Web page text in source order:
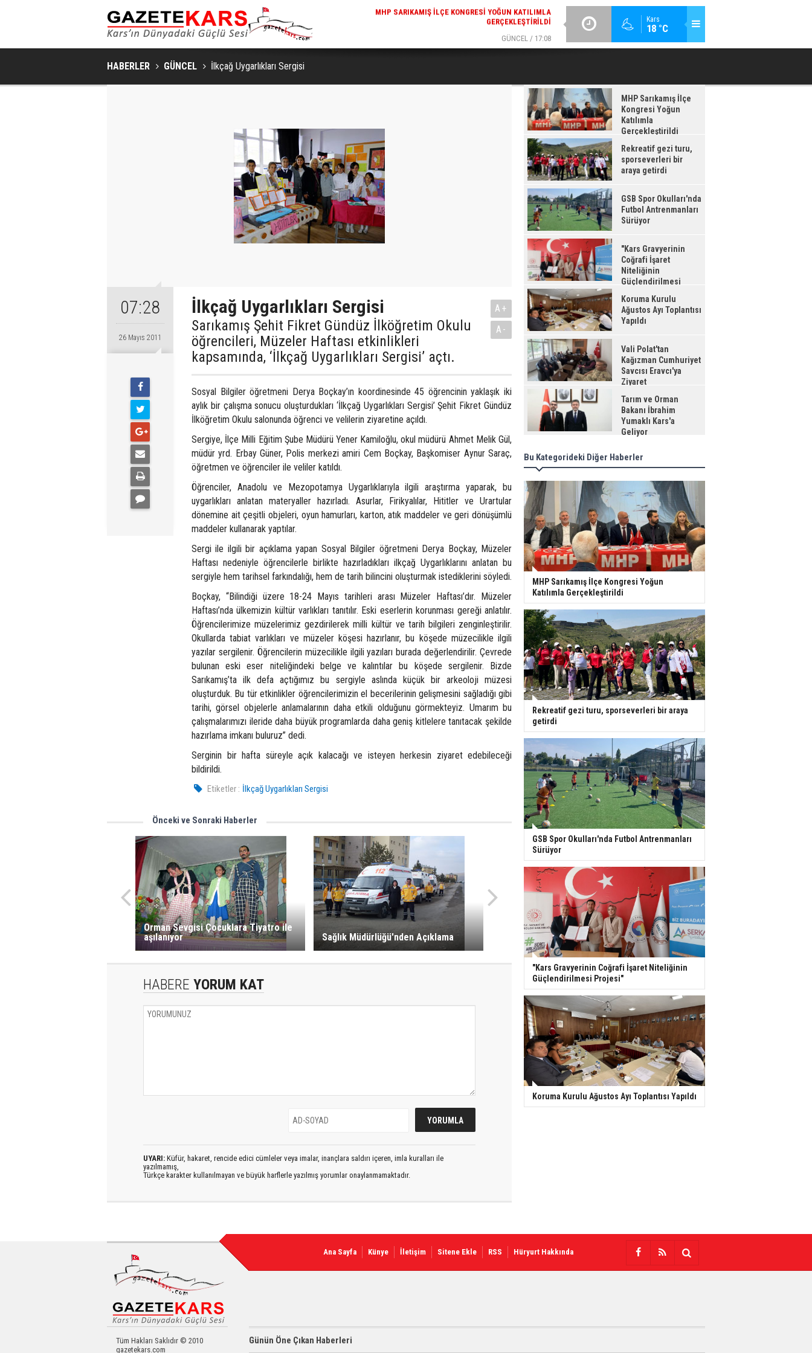
Kars
18 °C
GÜNCEL / 17:08
REKREATIF GEZI TURU, SPORSEVERLERI BIR ARAYA GETIRDI
GSB SPOR OKULLARI'NDA FUTBOL ANTRENMANLARI SÜRÜYOR
HABERLER GÜNCEL İlkçağ Uygarlıkları Sergisi
07:28
26 Mayıs 2011
İlkçağ Uygarlıkları Sergisi
Sarıkamış Şehit Fikret Gündüz İlköğretim Okulu
öğrencileri, Müzeler Haftası etkinlikleri
kapsamında, ‘İlkçağ Uygarlıkları Sergisi’ açtı.
A+
A-
Sosyal Bilgiler öğretmeni Derya Boçkay’ın koordinesinde 45 öğrencinin yaklaşık iki
aylık bir çalışma sonucu oluşturdukları ‘İlkçağ Uygarlıkları Sergisi’ Şehit Fikret Gündüz
İlköğretim Okulu salonunda öğrenci ve velilerin ziyaretine açıldı.
Sergiye, İlçe Milli Eğitim Şube Müdürü Yener Kamiloğlu, okul müdürü Ahmet Melik Gül,
müdür yrd. Erbay Güner, Polis merkezi amiri Cem Boçkay, Başkomiser Aynur Saraç,
öğretmen ve öğrenciler ile veliler katıldı.
Öğrenciler, Anadolu ve Mezopotamya Uygarlıklarıyla ilgili araştırma yaparak, bu
uygarlıkları anlatan materyaller hazırladı. Asurlar, Firikyalılar, Hititler ve Urartular
dönemine ait çeşitli objeleri, oyun hamurları, karton, atık maddeler ve geri dönüşümlü
maddeler kullanarak yaptılar.
Sergi ile ilgili bir açıklama yapan Sosyal Bilgiler öğretmeni Derya Boçkay, Müzeler
Haftası nedeniyle öğrencilerle birlikte hazırladıkları ilkçağ Uygarlıklarını anlatan bu
sergiyle hem tarihsel farkındalığı, hem de tarih bilincini oluşturmak istediklerini söyledi.
Boçkay, “Bilindiği üzere 18-24 Mayıs tarihleri arası Müzeler Haftası’dır. Müzeler
Haftası’nda ülkemizin kültür varlıkları tanıtılır. Eski eserlerin korunması gereği anlatılır.
Öğrencilerimize müzelerimiz gezdirilerek milli kültür ve tarih bilgileri zenginleştirilir.
Okullarda tabiat varlıkları ve müzeler köşesi hazırlanır, bu köşede müzecilikle ilgili
yazılar sergilenir. Öğrencilerin müzecilikle ilgili yazıları burada değerlendirilir. Çevrede
bulunan eski eser niteliğindeki belge ve kalıntılar bu köşede sergilenir. Bizde
Sarıkamış’ta ilk defa açtığımız bu sergiyle aslında küçük bir arkeoloji müzesi
oluşturduk. Bu tür etkinlikler öğrencilerimizin el becerilerinin gelişmesini sağladığı gibi
tarihi, görsel objelerle anlamalarının daha etkili olduğunu görmekteyiz. Umarım bu
çalışmalarımızı ileride daha büyük programlarda daha geniş kitlelere tanıtacak şekilde
hazırlama imkanı buluruz” dedi.
Serginin bir hafta süreyle açık kalacağı ve isteyen herkesin ziyaret edebileceği
bildirildi.
Etiketler : İlkçağ Uygarlıkları Sergisi
Önceki ve Sonraki Haberler
Orman Sevgisi Çocuklara Tiyatro ile
aşılanıyor
Sağlık Müdürlüğü'nden Açıklama
HABERE YORUM KAT
UYARI: Küfür, hakaret, rencide edici cümleler veya imalar, inançlara saldırı içeren, imla kuralları ile
yazılmamış,
Türkçe karakter kullanılmayan ve büyük harflerle yazılmış yorumlar onaylanmamaktadır.
MHP Sarıkamış İlçe
Kongresi Yoğun
Katılımla
Gerçekleştirildi
Rekreatif gezi turu,
sporseverleri bir
araya getirdi
GSB Spor Okulları'nda
Futbol Antrenmanları
Sürüyor
"Kars Gravyerinin
Coğrafi İşaret
Niteliğinin
Güçlendirilmesi
Projesi"
Koruma Kurulu
Ağustos Ayı Toplantısı
Yapıldı
Vali Polat'tan
Kağızman Cumhuriyet
Savcısı Eravcı'ya
Ziyaret
Tarım ve Orman
Bakanı İbrahim
Yumaklı Kars'a
Geliyor
Bu Kategorideki Diğer Haberler
MHP Sarıkamış İlçe Kongresi Yoğun
Katılımla Gerçekleştirildi
Rekreatif gezi turu, sporseverleri bir araya
getirdi
GSB Spor Okulları'nda Futbol Antrenmanları
Sürüyor
"Kars Gravyerinin Coğrafi İşaret Niteliğinin
Güçlendirilmesi Projesi"
Koruma Kurulu Ağustos Ayı Toplantısı Yapıldı
Ana Sayfa Künye İletişim Sitene Ekle RSS Hüryurt Hakkında
Tüm Hakları Saklıdır © 2010
gazetekars.com
Günün Öne Çıkan Haberleri